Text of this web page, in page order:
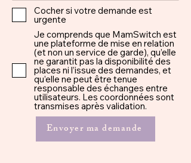
Cocher si votre demande est
urgente
Je comprends que MamSwitch est
une plateforme de mise en relation
(et non un service de garde), qu’elle
ne garantit pas la disponibilité des
places ni l’issue des demandes, et
qu’elle ne peut être tenue
responsable des échanges entre
utilisateurs. Les coordonnées sont
transmises après validation.
Envoyer ma demande